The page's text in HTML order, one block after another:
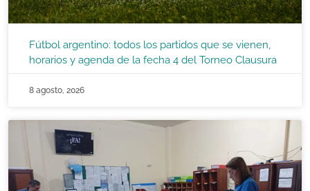
Fútbol argentino: todos los partidos que se vienen,
horarios y agenda de la fecha 4 del Torneo Clausura
8 agosto, 2026